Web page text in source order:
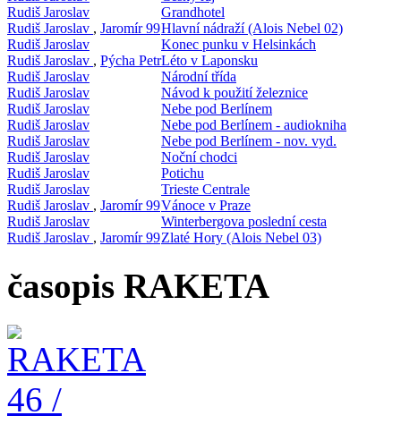
Rudiš Jaroslav
Grandhotel
Rudiš Jaroslav , Jaromír 99Hlavní nádraží (Alois Nebel 02)
Rudiš Jaroslav
Konec punku v Helsinkách
Rudiš Jaroslav , Pýcha PetrLéto v Laponsku
Rudiš Jaroslav
Národní třída
Rudiš Jaroslav
Návod k použití železnice
Rudiš Jaroslav
Nebe pod Berlínem
Rudiš Jaroslav
Nebe pod Berlínem - audiokniha
Rudiš Jaroslav
Nebe pod Berlínem - nov. vyd.
Rudiš Jaroslav
Noční chodci
Rudiš Jaroslav
Potichu
Rudiš Jaroslav
Trieste Centrale
Rudiš Jaroslav , Jaromír 99Vánoce v Praze
Rudiš Jaroslav
Winterbergova poslední cesta
Rudiš Jaroslav , Jaromír 99Zlaté Hory (Alois Nebel 03)
časopis RAKETA